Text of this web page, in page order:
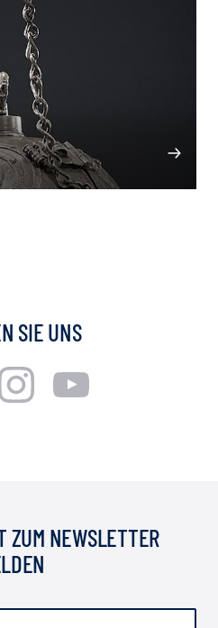
SIE UNS
ZUM NEWSLETTER